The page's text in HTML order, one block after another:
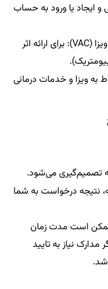
ایجاد یا ورود به حساب
مراجعه به مرکز درخواست ویزا (VAC): برای ارائه اثر
به ویزا و خدمات درمانی
نتیجه درخواست به شما
است مدت زمان
نیاز به تایید